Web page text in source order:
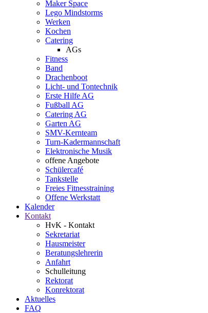
Maker Space
Lego Mindstorms
Werken
Kochen
Catering
AGs
Fitness
Band
Drachenboot
Licht- und Tontechnik
Erste Hilfe AG
Fußball AG
Catering AG
Garten AG
SMV-Kernteam
Turn-Kadermannschaft
Elektronische Musik
offene Angebote
Schülercafé
Tankstelle
Freies Fitnesstraining
Offene Werkstatt
Kalender
Kontakt
HvK - Kontakt
Sekretariat
Hausmeister
Beratungslehrerin
Anfahrt
Schulleitung
Rektorat
Konrektorat
Aktuelles
FAQ